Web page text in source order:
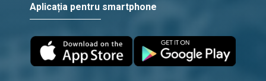
Aplicația pentru smartphone